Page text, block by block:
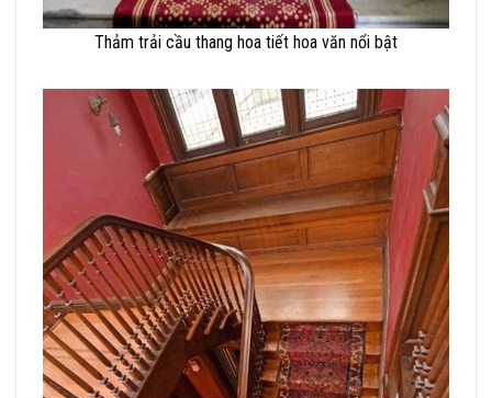
Thảm trải cầu thang hoa tiết hoa văn nổi bật